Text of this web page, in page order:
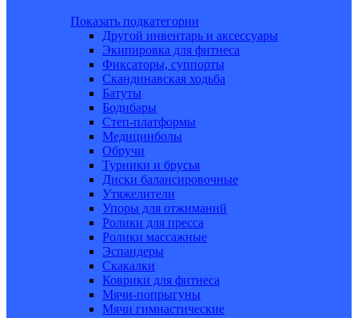
Показать подкатегории
Другой инвентарь и аксессуары
Экипировка для фитнеса
Фиксаторы, суппорты
Скандинавская ходьба
Батуты
Бодибары
Степ-платформы
Медицинболы
Обручи
Турники и брусья
Диски балансировочные
Утяжелители
Упоры для отжиманий
Ролики для пресса
Ролики массажные
Эспандеры
Скакалки
Коврики для фитнеса
Мячи-попрыгуны
Мячи гимнастические